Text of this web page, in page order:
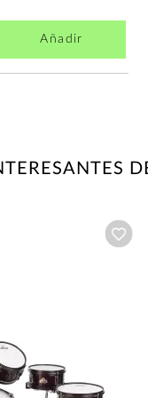
Añadir